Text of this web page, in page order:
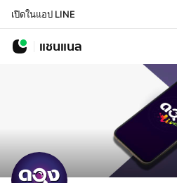
เปิดในแอป LINE
แชนแนล